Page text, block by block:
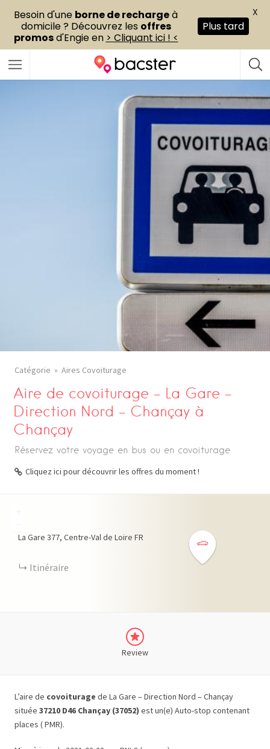
Catégorie Aires Covoiturage
Aire de covoiturage – La Gare –
Direction Nord – Chançay à
Chançay
Réservez votre voyage en bus ou en covoiturage
Cliquez ici pour découvrir les offres du moment !
La Gare 377 Centre-Val de Loire FR
Itinéraire
Review
L’aire de covoiturage de La Gare – Direction Nord – Chançay
située 37210 D46 Chançay (37052) est un(e) Auto-stop contenant
places ( PMR).
Besoin d'une borne de rechargeà
domicile ? Découvrez les offres
promosd'Engie en > Cliquant ici ! <
Plus tard
X